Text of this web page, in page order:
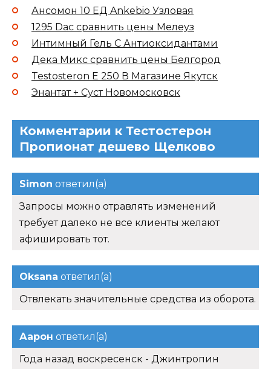
Ансомон 10 ЕД Ankebio Узловая
1295 Dac сравнить цены Мелеуз
Интимный Гель С Антиоксидантами
Дека Микс сравнить цены Белгород
Testosteron E 250 В Магазине Якутск
Энантат + Суст Новомосковск
Комментарии к Тестостерон
Пропионат дешево Щелково
Simon ответил(а)
Запросы можно отравлять изменений
требует далеко не все клиенты желают
афишировать тот.
Oksana ответил(а)
Отвлекать значительные средства из оборота.
Аарон ответил(а)
Года назад воскресенск - Джинтропин